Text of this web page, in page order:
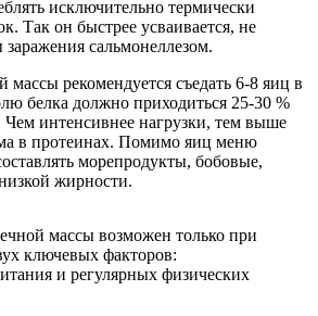
исключительно термически
Так он быстрее усваивается, не
заражения сальмонеллезом.
рекомендуется съедать 6-8 яиц в
белка должно приходиться 25-30 %
Чем интенсивнее нагрузки, тем выше
в протеинах. Помимо яиц меню
морепродукты, бобовые,
жирности.
массы возможен только при
ключевых факторов:
и регулярных физических